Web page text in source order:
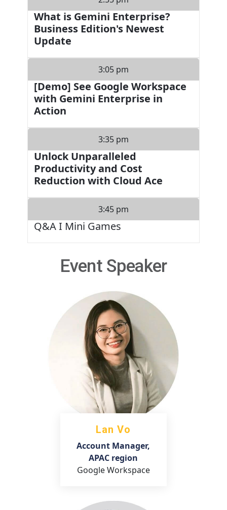
What is Gemini Enterprise?
Business Edition's Newest
Update
3:05 pm
[Demo] See Google Workspace
with Gemini Enterprise in
Action
3:35 pm
Unlock Unparalleled
Productivity and Cost
Reduction with Cloud Ace
3:45 pm
Q&A I Mini Games
Event Speaker
Lan Vo
Account Manager,
APAC region
Google Workspace